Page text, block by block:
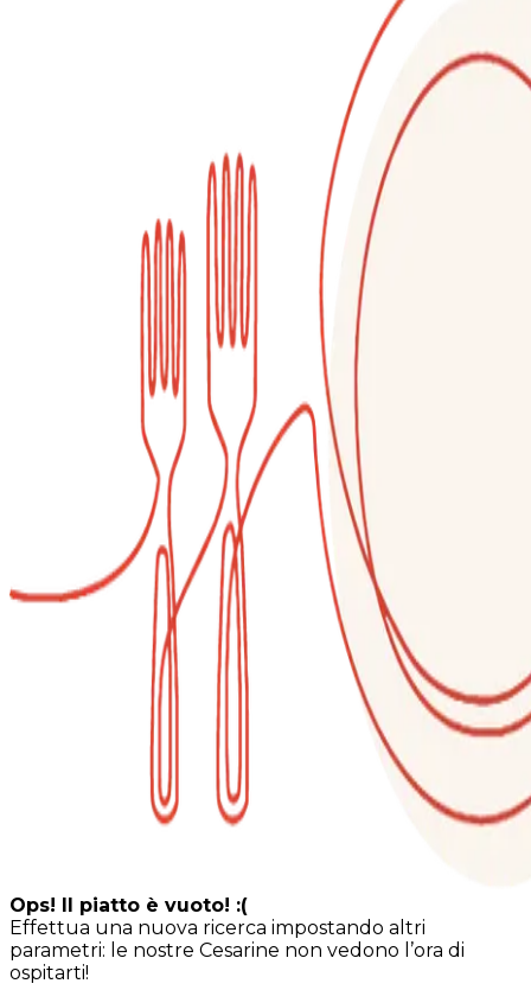
Ops! Il piatto è vuoto! :(
Effettua una nuova ricerca impostando altri
parametri: le nostre Cesarine non vedono l’ora di
ospitarti!